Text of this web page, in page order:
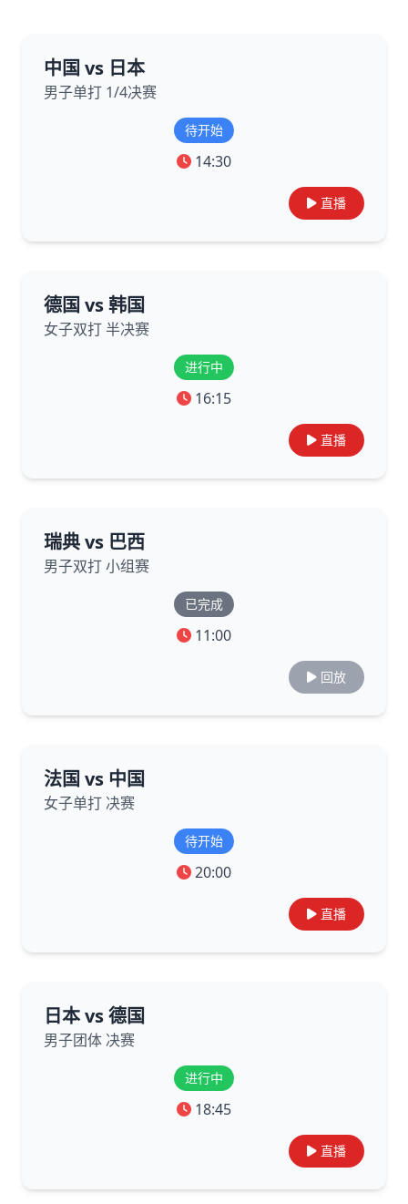
中国 vs 日本
男子单打 1/4决赛
待开始
14:30
直播
德国 vs 韩国
女子双打 半决赛
进行中
16:15
直播
瑞典 vs 巴西
男子双打 小组赛
已完成
11:00
回放
法国 vs 中国
女子单打 决赛
待开始
20:00
直播
日本 vs 德国
男子团体 决赛
进行中
18:45
直播